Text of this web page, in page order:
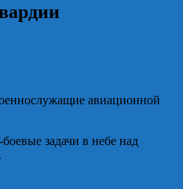
авиационной
задачи в небе над